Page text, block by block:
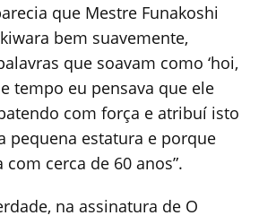
que Mestre Funakoshi
bem suavemente,
que soavam como ‘hoi,
tempo eu pensava que ele
com força e atribuí isto
pequena estatura e porque
com cerca de 60 anos”.
na assinatura de O